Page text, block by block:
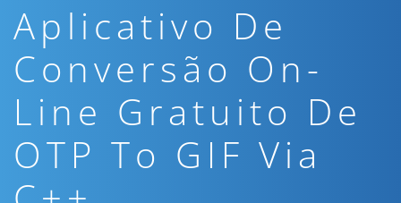
Aplicativo De
Conversão On-
Line Gratuito De
OTP To GIF Via